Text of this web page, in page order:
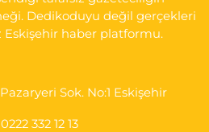
Dedikoduyu değil gerçekleri
haber platformu.
Sok. No:1 Eskişehir
0222 332 12 13